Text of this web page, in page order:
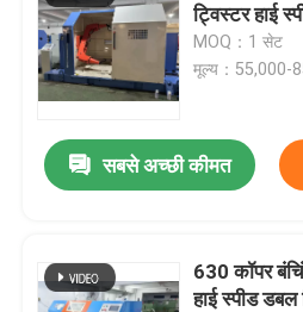
ट्विस्टर हाई
MOQ：1 सेट
मूल्य：55,000-
सबसे अच्छी कीमत
630 कॉपर
हाई स्पीड